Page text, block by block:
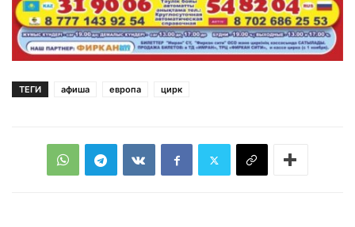
ТЕГИ афиша европа цирк